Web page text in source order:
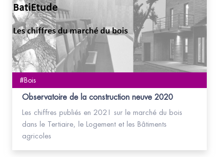
#Bois
Observatoire de la construction neuve 2020
Les chiffres publiés en 2021 sur le marché du bois
dans le Tertiaire, le Logement et les Bâtiments
agricoles